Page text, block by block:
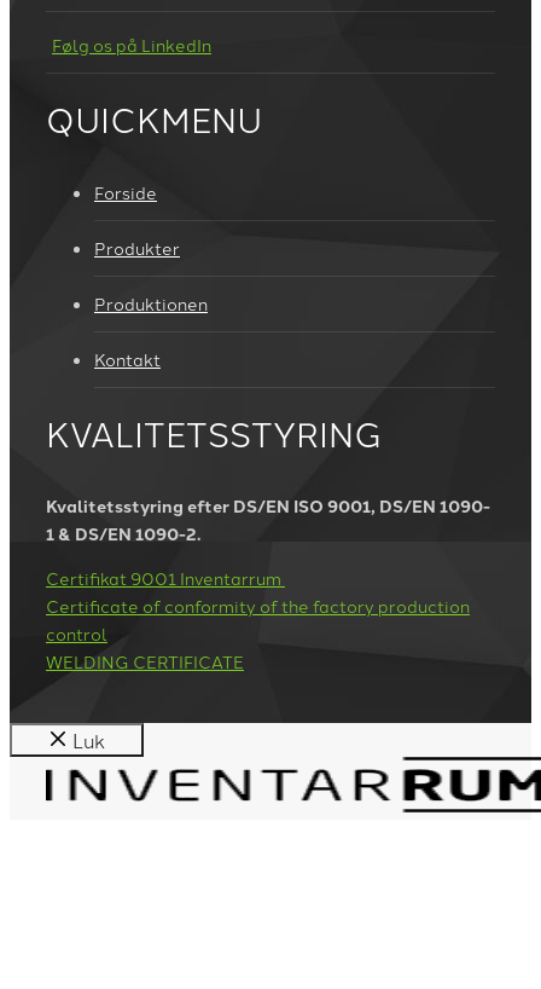
Følg os på LinkedIn
QUICKMENU
Forside
Produkter
Produktionen
Kontakt
KVALITETSSTYRING
Kvalitetsstyring efter DS/EN ISO 9001, DS/EN 1090-
1 & DS/EN 1090-2.
Certifikat 9001 Inventarrum
Certificate of conformity of the factory production
control
WELDING CERTIFICATE
Luk